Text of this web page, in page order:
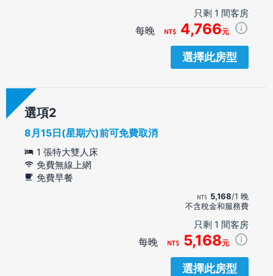
只剩 1 間客房
每晚 4,766元
選擇此房型
選項
8月15日(星期六)前可免費取消
1 張特大雙人床
免費無線上網
免費早餐
5,168/1 晚
不含稅金和服務費
只剩 1 間客房
每晚 5,168元
選擇此房型